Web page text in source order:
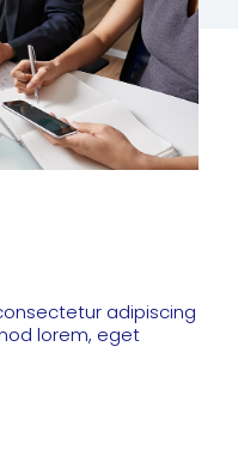
adipiscing
lorem, eget